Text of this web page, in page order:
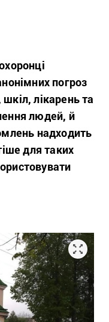
погроз
лікарень та
людей, й
надходить
для таких